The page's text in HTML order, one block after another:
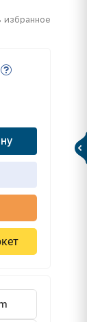
избранное